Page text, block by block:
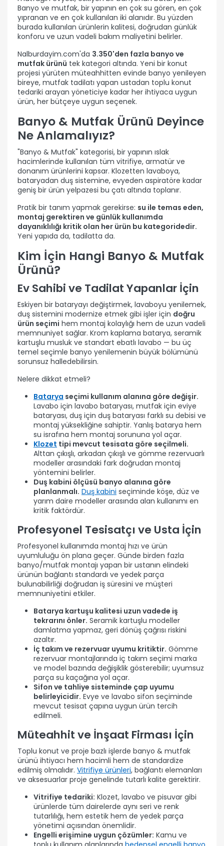
Banyo ve mutfak, bir yapının en çok su gören, en çok
yıpranan ve en çok kullanılan iki alanıdır. Bu yüzden
burada kullanılan ürünlerin kalitesi, doğrudan günlük
konforu ve uzun vadeli bakım maliyetini belirler.
Nalburdayim.com'da 3.350'den fazla banyo ve
mutfak ürünü tek kategori altında. Yeni bir konut
projesi yürüten müteahhitten evinde banyo yenileyen
bireye, mutfak tadilatı yapan ustadan toplu konut
tedariki arayan yöneticiye kadar her ihtiyaca uygun
ürün, her bütçeye uygun seçenek.
Banyo & Mutfak Ürünü Deyince
Ne Anlamalıyız?
"Banyo & Mutfak" kategorisi, bir yapının ıslak
hacimlerinde kullanılan tüm vitrifiye, armatür ve
donanım ürünlerini kapsar. Klozetten lavaboya,
bataryadan duş sistemine, evyeden aspiratöre kadar
geniş bir ürün yelpazesi bu çatı altında toplanır.
Pratik bir tanım yapmak gerekirse: su ile temas eden,
montaj gerektiren ve günlük kullanımda
dayanıklılığı kritik olan her ürün bu kategoridedir.
Yeni yapıda da, tadilatta da.
Kim İçin Hangi Banyo & Mutfak
Ürünü?
Ev Sahibi ve Tadilat Yapanlar İçin
Eskiyen bir bataryayı değiştirmek, lavaboyu yenilemek,
duş sistemini modernize etmek gibi işler için doğru
ürün seçimi hem montaj kolaylığı hem de uzun vadeli
memnuniyet sağlar. Krom kaplama batarya, seramik
kartuşlu musluk ve standart ebatlı lavabo — bu üç
temel seçimle banyo yenilemenin büyük bölümünü
sorunsuz halledebilirsin.
Nelere dikkat etmeli?
Batarya seçimi kullanım alanına göre değişir.
Lavabo için lavabo bataryası, mutfak için eviye
bataryası, duş için duş bataryası farklı su debisi ve
montaj yüksekliğine sahiptir. Yanlış batarya hem
su israfına hem montaj sorununa yol açar.
Klozet tipi mevcut tesisata göre seçilmeli.
Alttan çıkışlı, arkadan çıkışlı ve gömme rezervuarlı
modeller arasındaki fark doğrudan montaj
yöntemini belirler.
Duş kabini ölçüsü banyo alanına göre
planlanmalı. Duş kabini seçiminde köşe, düz ve
yarım daire modeller arasında alan kullanımı en
kritik faktördür.
Profesyonel Tesisatçı ve Usta İçin
Profesyonel kullanımda montaj hızı ve ürün
uyumluluğu ön plana geçer. Günde birden fazla
banyo/mutfak montajı yapan bir ustanın elindeki
ürünün bağlantı standardı ve yedek parça
bulunabilirliği doğrudan iş süresini ve müşteri
memnuniyetini etkiler.
Batarya kartuşu kalitesi uzun vadede iş
tekrarını önler. Seramik kartuşlu modeller
damlatma yapmaz, geri dönüş çağrısı riskini
azaltır.
İç takım ve rezervuar uyumu kritiktir. Gömme
rezervuar montajlarında iç takım seçimi marka
ve model bazında değişiklik gösterebilir; uyumsuz
parça su kaçağına yol açar.
Sifon ve tahliye sisteminde çap uyumu
belirleyicidir. Evye ve lavabo sifon seçiminde
mevcut tesisat çapına uygun ürün tercih
edilmeli.
Müteahhit ve İnşaat Firması İçin
Toplu konut ve proje bazlı işlerde banyo & mutfak
ürünü ihtiyacı hem hacimli hem de standardize
edilmiş olmalıdır. Vitrifiye ürünleri, bağlantı elemanları
ve aksesuarlar proje genelinde tutarlı kalite gerektirir.
Vitrifiye tedariki: Klozet, lavabo ve pisuvar gibi
ürünlerde tüm dairelerde aynı seri ve renk
tutarlılığı, hem estetik hem de yedek parça
yönetimi açısından önemlidir.
Engelli erişimine uygun çözümler: Kamu ve